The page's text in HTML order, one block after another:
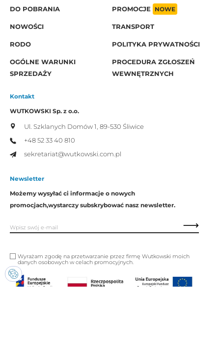
DO POBRANIA PROMOCJE NOWE
NOWOŚCI TRANSPORT
RODO POLITYKA PRYWATNOŚCI
OGÓLNE WARUNKI
SPRZEDAŻY
PROCEDURA ZGŁOSZEŃ
WEWNĘTRZNYCH
Kontakt
WUTKOWSKI Sp. z o.o.
Ul. Szklanych Domów 1, 89-530 Śliwice
+48 52 33 40 810
sekretariat@wutkowski.com.pl
Newsletter
Możemy wysyłać ci informacje o nowych
promocjach,wystarczy subskrybować nasz newsletter.
Wyrażam zgodę na przetwarzanie przez firmę Wutkowski moich
danych osobowych w celach promocyjnych.